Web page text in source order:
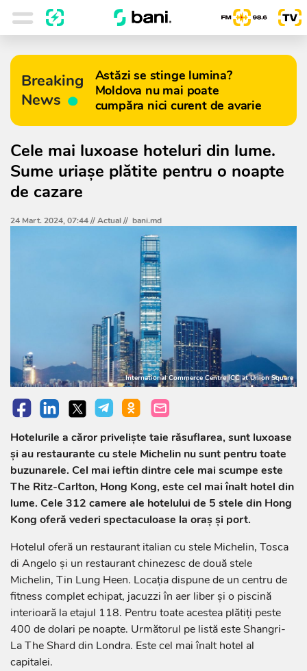
Breaking
News
Astăzi se stinge lumina?
Moldova nu mai poate
cumpăra nici curent de avarie
Cele mai luxoase hoteluri din lume.
Sume uriașe plătite pentru o noapte
de cazare
24 Mart. 2024, 07:44 //Actual// bani.md
International Commerce Centre ICC at Union Square
Hotelurile a căror priveliște taie răsuflarea, sunt luxoase
și au restaurante cu stele Michelin nu sunt pentru toate
buzunarele. Cel mai ieftin dintre cele mai scumpe este
The Ritz-Carlton, Hong Kong, este cel mai înalt hotel din
lume. Cele 312 camere ale hotelului de 5 stele din Hong
Kong oferă vederi spectaculoase la oraș și port.
Hotelul oferă un restaurant italian cu stele Michelin, Tosca
di Angelo și un restaurant chinezesc de două stele
Michelin, Tin Lung Heen. Locația dispune de un centru de
fitness complet echipat, jacuzzi în aer liber și o piscină
interioară la etajul 118. Pentru toate acestea plătiți peste
400 de dolari pe noapte. Următorul pe listă este Shangri-
La The Shard din Londra. Este cel mai înalt hotel al
capitalei.